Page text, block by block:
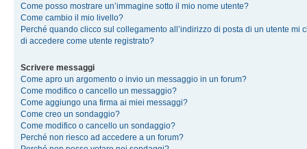
Come posso mostrare un’immagine sotto il mio nome utente?
Come cambio il mio livello?
Perché quando clicco sul collegamento all’indirizzo di posta di un utente mi
di accedere come utente registrato?
Scrivere messaggi
Come apro un argomento o invio un messaggio in un forum?
Come modifico o cancello un messaggio?
Come aggiungo una firma ai miei messaggi?
Come creo un sondaggio?
Come modifico o cancello un sondaggio?
Perché non riesco ad accedere a un forum?